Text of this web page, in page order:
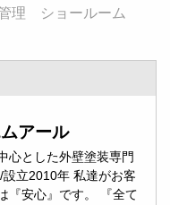
理 ショールーム
アール
心とした外壁塗装専門
立2010年 私達がお客
『安心』です。 『全て